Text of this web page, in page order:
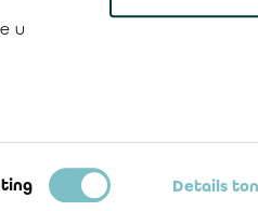
u
Details
Politique de confidentialité